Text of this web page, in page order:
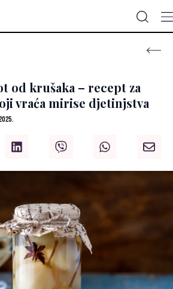
od krušaka – recept za
vraća mirise djetinjstva